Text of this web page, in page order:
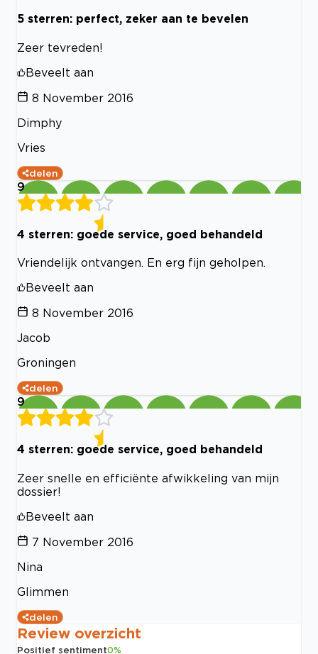
5 sterren: perfect, zeker aan te bevelen
Zeer tevreden!
Beveelt aan
8 November 2016
Dimphy
Vries
delen
9
4 sterren: goede service, goed behandeld
Vriendelijk ontvangen. En erg fijn geholpen.
Beveelt aan
8 November 2016
Jacob
Groningen
delen
9
4 sterren: goede service, goed behandeld
Zeer snelle en efficiënte afwikkeling van mijn
dossier!
Beveelt aan
7 November 2016
Nina
Glimmen
delen
Review overzicht
Positief sentiment0%